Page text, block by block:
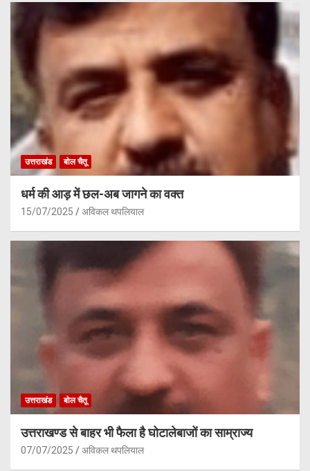
उत्तराखंड बोल चैतू
धर्म की आड़ में छल-अब जागने का वक्त
15/07/2025 अविकल थपलियाल
उत्तराखंड बोल चैतू
उत्तराखण्ड से बाहर भी फैला है घोटालेबाजों का साम्राज्य
07/07/2025 अविकल थपलियाल